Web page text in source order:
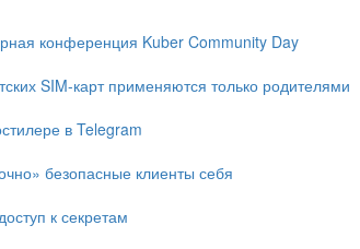
конференция Kuber Community Day
SIM-карт применяются только родителями
в Telegram
безопасные клиенты себя
к секретам